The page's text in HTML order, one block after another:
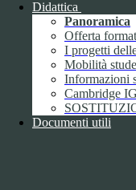
Didattica
Panoramica
Offerta
I progetti
Mobilità
Informazioni
Cambridge
Documenti utili
2018
Marzo
Aprile